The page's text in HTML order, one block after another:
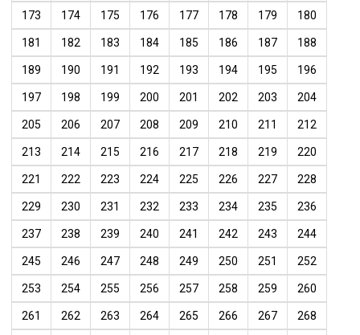
173 174 175 176 177 178 179 180
181 182 183 184 185 186 187 188
189 190 191 192 193 194 195 196
197 198 199 200 201 202 203 204
205 206 207 208 209 210 211 212
213 214 215 216 217 218 219 220
221 222 223 224 225 226 227 228
229 230 231 232 233 234 235 236
237 238 239 240 241 242 243 244
245 246 247 248 249 250 251 252
253 254 255 256 257 258 259 260
261 262 263 264 265 266 267 268